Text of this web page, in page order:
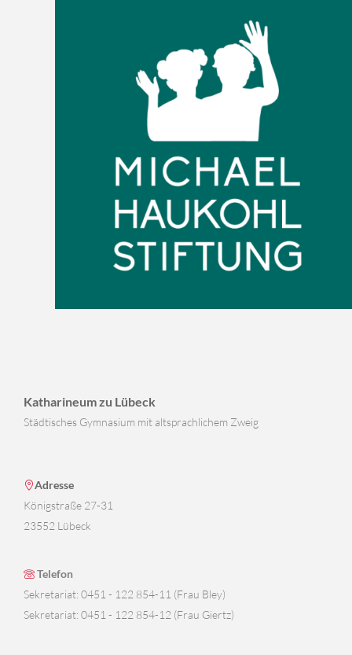
Katharineum zu Lübeck
Städtisches Gymnasium mit altsprachlichem Zweig
Adresse
Königstraße 27-31
23552 Lübeck
Telefon
Sekretariat: 0451 - 122 854-11 (Frau Bley)
Sekretariat: 0451 - 122 854-12 (Frau Giertz)